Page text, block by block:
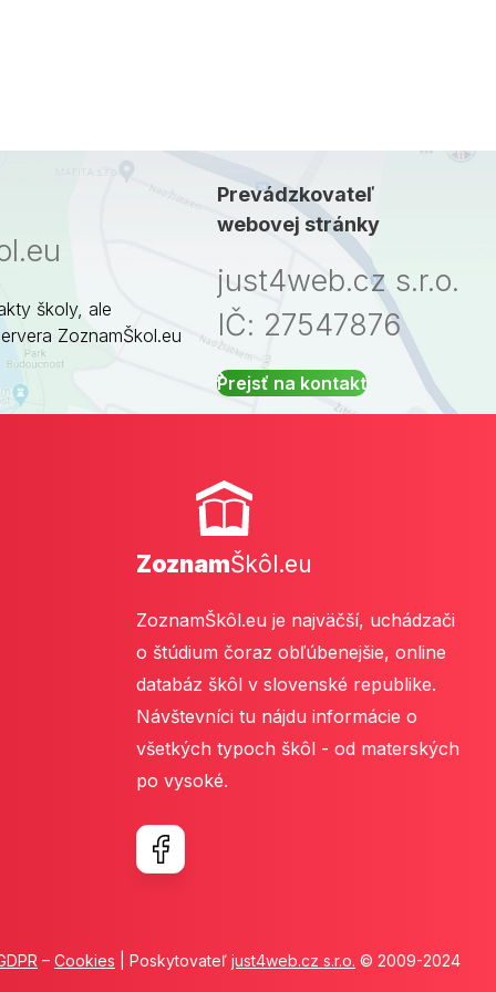
školy, ale
ZoznamŠkol.eu
Prevádzkovateľ
webovej stránky
just4web.cz s.r.o.
IČ: 27547876
Prejsť na kontakt
ZoznamŠkôl.eu
ZoznamŠkôl.eu je najväčší, uchádzači
o štúdium čoraz obľúbenejšie, online
databáz škôl v slovenské republike.
Návštevníci tu nájdu informácie o
všetkých typoch škôl - od materských
po vysoké.
– Cookies | Poskytovateľ just4web.cz s.r.o. © 2009-2024